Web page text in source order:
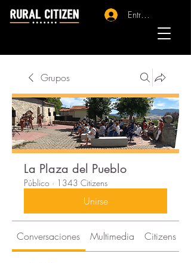
Entrar - Registro
Grupos
La Plaza del Pueblo
Público · 1343 Citizens
Unirse
Conversaciones Multimedia Citizens